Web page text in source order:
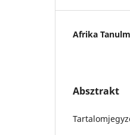
Afrika
Absztrakt